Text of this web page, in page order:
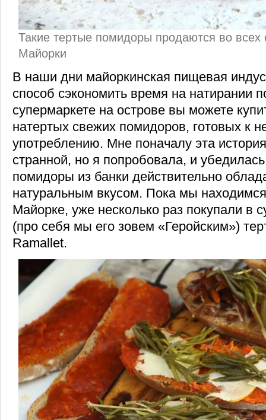
Такие тертые помидоры продаются во всех
Майорки
В наши дни майоркинская пищевая
способ сэкономить время на натирании
супермаркете на острове вы можете
натертых свежих помидоров, готовых к
употреблению. Мне поначалу эта
странной, но я попробовала, и
помидоры из банки действительно
натуральным вкусом. Пока мы
Майорке, уже несколько раз покупали в
(про себя мы его зовем «Геройским»)
Ramallet.